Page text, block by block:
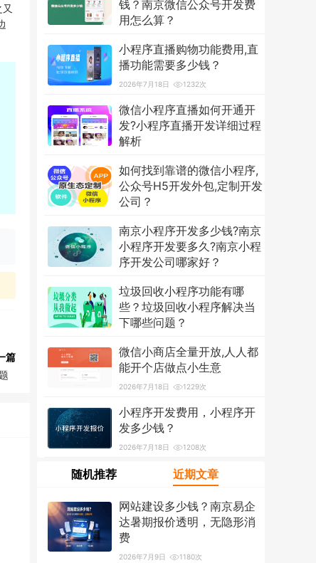
篇
钱？南京微信公众号开发费
用怎么算？
小程序直播购物功能费用,直
播功能需要多少钱？
2026年7月18日 1232次
微信小程序直播如何开通开
发?小程序直播开发详细过程
解析
如何找到靠谱的微信小程序,
公众号H5开发外包,定制开发
公司？
南京小程序开发多少钱?南京
小程序开发要多久?南京小程
序开发公司哪家好？
垃圾回收小程序功能有哪
些？垃圾回收小程序解决当
下哪些问题？
微信小商店全量开放,人人都
能开个店做点小生意
2026年7月18日 1229次
小程序开发费用，小程序开
发多少钱？
2026年7月18日 1208次
随机推荐 近期文章
网站建设多少钱？南京易企
达暑期报价透明，无隐形消
费
2026年7月9日 1180次